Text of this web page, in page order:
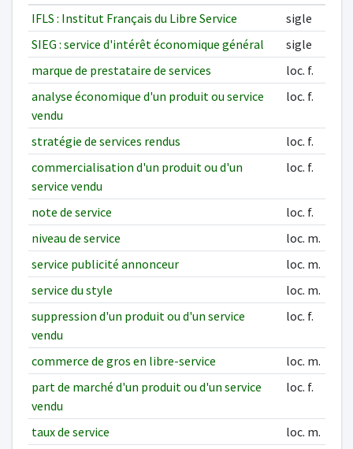
IFLS : Institut Français du Libre Service
sigle
SIEG : service d'intérêt économique général
sigle
marque de prestataire de services
loc. f.
analyse économique d'un produit ou service
vendu
loc. f.
stratégie de services rendus
loc. f.
commercialisation d'un produit ou d'un
service vendu
loc. f.
note de service
loc. f.
niveau de service
loc. m.
service publicité annonceur
loc. m.
service du style
loc. m.
suppression d'un produit ou d'un service
vendu
loc. f.
commerce de gros en libre-service
loc. m.
part de marché d'un produit ou d'un service
vendu
loc. f.
taux de service
loc. m.